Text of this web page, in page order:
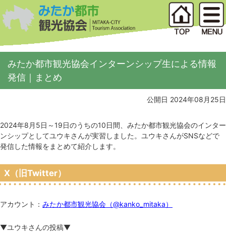
みたか都市観光協会インターンシップ生による情報
発信｜まとめ
公開日 2024年08月25日
2024年8月5日～19日のうちの10日間、みたか都市観光協会のインター
ンシップとしてユウキさんが実習しました。ユウキさんがSNSなどで
発信した情報をまとめて紹介します。
X（旧Twitter）
アカウント： みたか都市観光協会（@kanko_mitaka）
▼ユウキさんの投稿▼